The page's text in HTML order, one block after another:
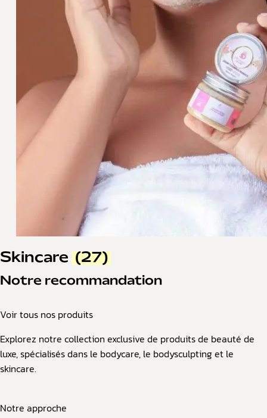
Skincare (27)
Notre recommandation
Voir tous nos produits
Explorez notre collection exclusive de produits de beauté de
luxe, spécialisés dans le bodycare, le bodysculpting et le
skincare.
Notre approche